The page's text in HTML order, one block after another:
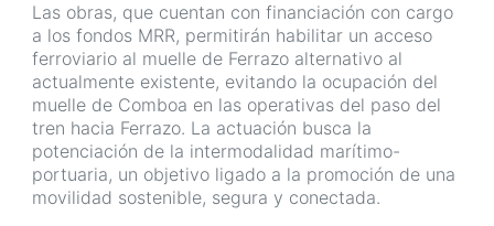
Las obras, que cuentan con financiación con cargo
a los fondos MRR, permitirán habilitar un acceso
ferroviario al muelle de Ferrazo alternativo al
actualmente existente, evitando la ocupación del
muelle de Comboa en las operativas del paso del
tren hacia Ferrazo. La actuación busca la
potenciación de la intermodalidad marítimo-
portuaria, un objetivo ligado a la promoción de una
movilidad sostenible, segura y conectada.